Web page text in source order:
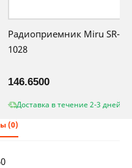
Радиоприемник Miru SR-
1028
146.6500
Доставка в течение 2-3 дней
(0)